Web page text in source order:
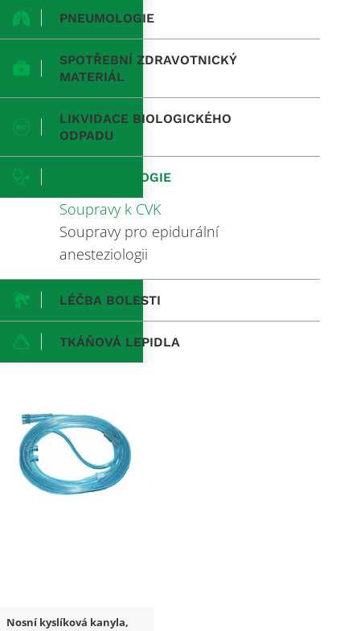
PNEUMOLOGIE
SPOTŘEBNÍ ZDRAVOTNICKÝ
MATERIÁL
LIKVIDACE BIOLOGICKÉHO
ODPADU
ANESTEZIOLOGIE
Soupravy k CVK
Soupravy pro epidurální
anesteziologii
LÉČBA BOLESTI
TKÁŇOVÁ LEPIDLA
Nosní kyslíková kanyla,